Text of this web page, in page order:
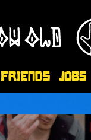
Friends Jobs